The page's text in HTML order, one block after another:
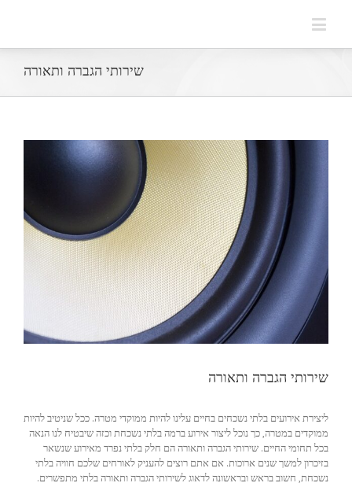
שירותי הגברה ותאורה
שירותי הגברה ותאורה
ליצירת אירועים בלתי נשכחים בחיים עלינו להיות ממוקדי מטרה. ככל שניטיב להיות
ממוקדים במטרה, כך נוכל ליצור אירוע ברמה בלתי נשכחת וכזה שיבטיח לנו הנאה
בכל תחומי החיים. שירותי הגברה ותאורה הם חלק בלתי נפרד מאירוע שנשאר
בזיכרון למשך שנים ארוכות. אם אתם רוצים להעניק לאורחים שלכם חוויה בלתי
נשכחת, חשוב בראש ובראשונה לדאוג לשירותי הגברה ותאורה בלתי מתפשרים.